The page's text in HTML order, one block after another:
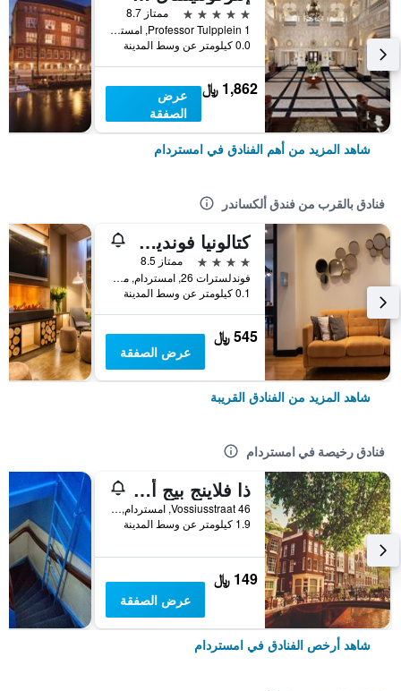
5 نجوم
ممتاز 8.7
Professor Tulpplein 1, امستردام, مقاطعة شمال هولندا, هولندا
0.0 كيلومتر عن وسط المدينة
1,862 ﷼
عرض
الصفقة
شاهد المزيد من أهم الفنادق في امستردام
فنادق بالقرب من فندق ألكساندر
كتالونيا فونديل أمستردام
4 نجوم
ممتاز 8.5
فوندلسترات 26, امستردام, مقاطعة شمال هولندا, هولندا
0.1 كيلومتر عن وسط المدينة
545 ﷼
عرض الصفقة
شاهد المزيد من الفنادق القريبة
فنادق رخيصة في امستردام
ذا فلاينج بيج أبتاون هوستل
Vossiusstraat 46, امستردام, مقاطعة شمال هولندا, هولندا
1.9 كيلومتر عن وسط المدينة
149 ﷼
عرض الصفقة
شاهد أرخص الفنادق في امستردام